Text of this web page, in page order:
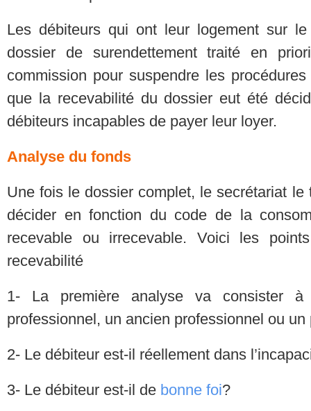
Les débiteurs qui ont leur logement sur
dossier de surendettement traité en
commission pour suspendre les
que la recevabilité du dossier eut été
débiteurs incapables de payer leur loyer.
Analyse du fonds
Une fois le dossier complet, le secrétariat
décider en fonction du code de la
recevable ou irrecevable. Voici les
recevabilité
1- La première analyse va consister
professionnel, un ancien professionnel ou un
2- Le débiteur est-il réellement dans
3- Le débiteur est-il de bonne foi?